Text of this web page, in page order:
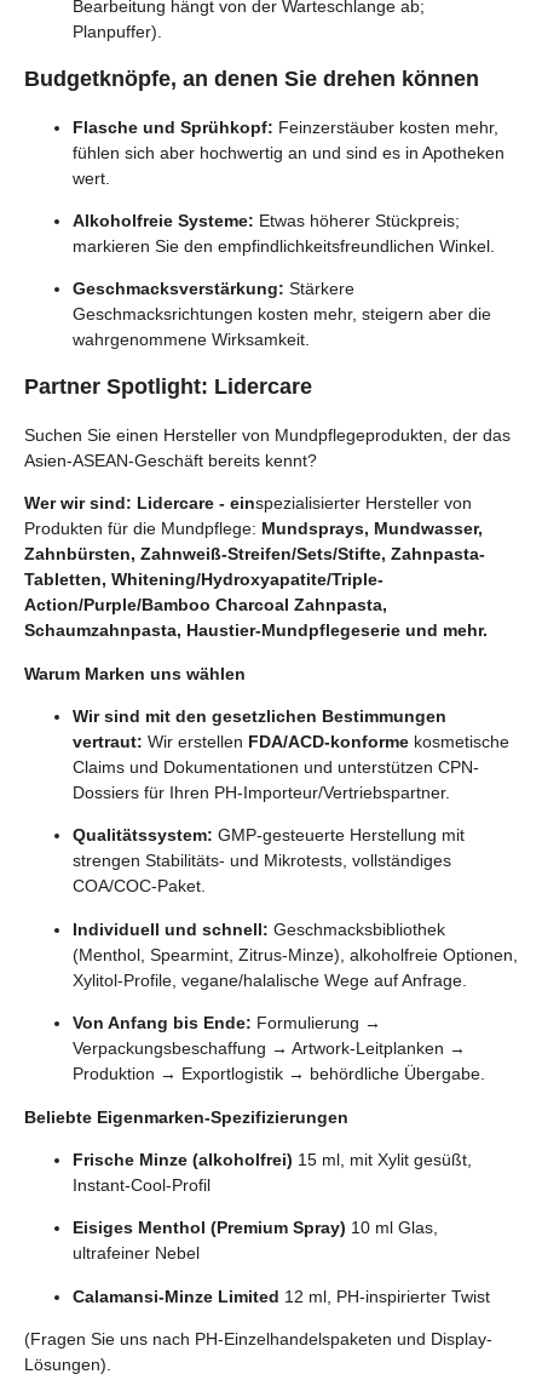
Bearbeitung hängt von der Warteschlange ab;
Planpuffer).
Budgetknöpfe, an denen Sie drehen können
Flasche und Sprühkopf: Feinzerstäuber kosten mehr,
fühlen sich aber hochwertig an und sind es in Apotheken
wert.
Alkoholfreie Systeme: Etwas höherer Stückpreis;
markieren Sie den empfindlichkeitsfreundlichen Winkel.
Geschmacksverstärkung: Stärkere
Geschmacksrichtungen kosten mehr, steigern aber die
wahrgenommene Wirksamkeit.
Partner Spotlight: Lidercare
Suchen Sie einen Hersteller von Mundpflegeprodukten, der das
Asien-ASEAN-Geschäft bereits kennt?
Wer wir sind: Lidercare - einspezialisierter Hersteller von
Produkten für die Mundpflege: Mundsprays, Mundwasser,
Zahnbürsten, Zahnweiß-Streifen/Sets/Stifte, Zahnpasta-
Tabletten, Whitening/Hydroxyapatite/Triple-
Action/Purple/Bamboo Charcoal Zahnpasta,
Schaumzahnpasta, Haustier-Mundpflegeserie und mehr.
Warum Marken uns wählen
Wir sind mit den gesetzlichen Bestimmungen
vertraut: Wir erstellen FDA/ACD-konforme kosmetische
Claims und Dokumentationen und unterstützen CPN-
Dossiers für Ihren PH-Importeur/Vertriebspartner.
Qualitätssystem: GMP-gesteuerte Herstellung mit
strengen Stabilitäts- und Mikrotests, vollständiges
COA/COC-Paket.
Individuell und schnell: Geschmacksbibliothek
(Menthol, Spearmint, Zitrus-Minze), alkoholfreie Optionen,
Xylitol-Profile, vegane/halalische Wege auf Anfrage.
Von Anfang bis Ende: Formulierung →
Verpackungsbeschaffung → Artwork-Leitplanken →
Produktion → Exportlogistik → behördliche Übergabe.
Beliebte Eigenmarken-Spezifizierungen
Frische Minze (alkoholfrei) 15 ml, mit Xylit gesüßt,
Instant-Cool-Profil
Eisiges Menthol (Premium Spray) 10 ml Glas,
ultrafeiner Nebel
Calamansi-Minze Limited 12 ml, PH-inspirierter Twist
(Fragen Sie uns nach PH-Einzelhandelspaketen und Display-
Lösungen).